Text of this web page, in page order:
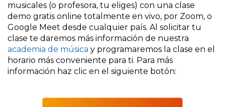
musicales (o profesora, tu eliges) con una clase
demo gratis online totalmente en vivo, por Zoom, o
Google Meet desde cualquier país. Al solicitar tu
clase te daremos más información de nuestra
academia de música y programaremos la clase en el
horario más conveniente para ti. Para más
información haz clic en el siguiente botón: